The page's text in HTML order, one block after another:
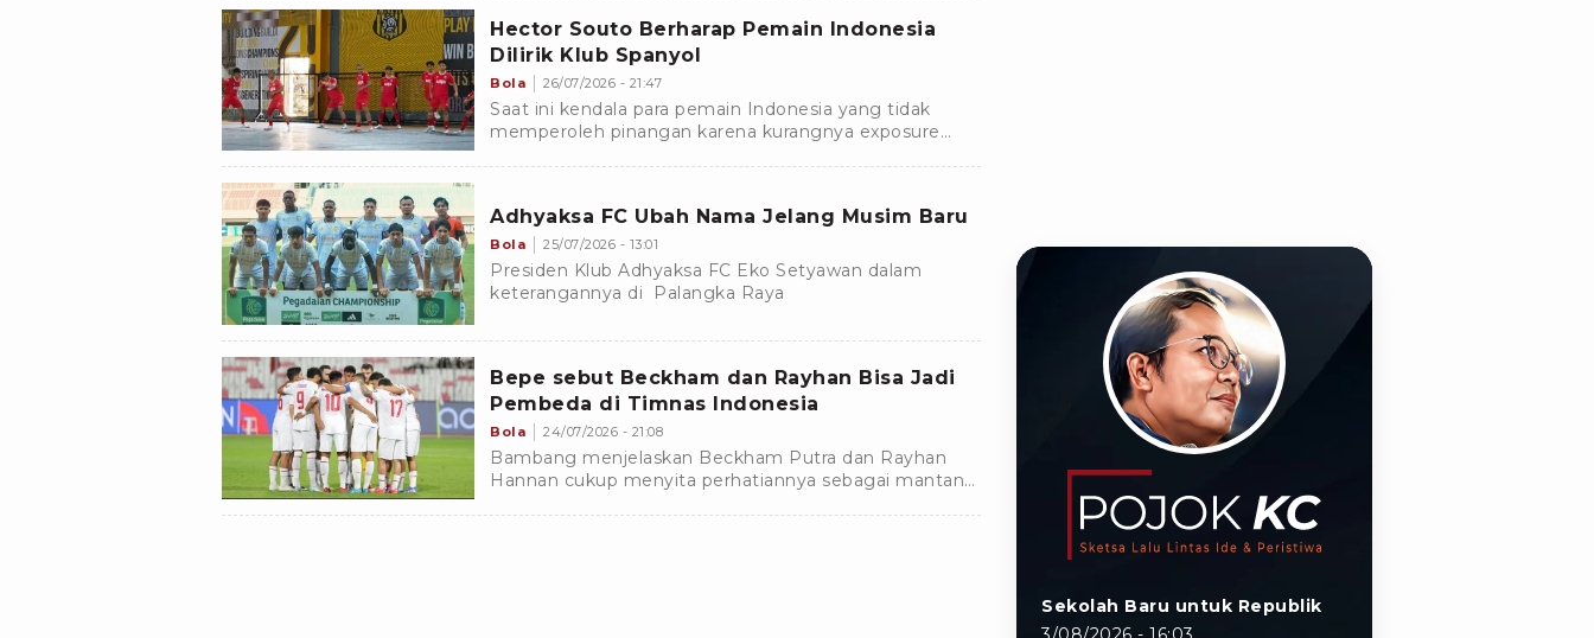
Hector Souto Berharap Pemain Indonesia
Dilirik Klub Spanyol
Bola 26/07/2026 - 21:47
Saat ini kendala para pemain Indonesia yang tidak
memperoleh pinangan karena kurangnya exposure
Adhyaksa FC Ubah Nama Jelang Musim Baru
Bola 25/07/2026 - 13:01
Presiden Klub Adhyaksa FC Eko Setyawan dalam
keterangannya di Palangka Raya
Bepe sebut Beckham dan Rayhan Bisa Jadi
Pembeda di Timnas Indonesia
Bola 24/07/2026 - 21:08
Bambang menjelaskan Beckham Putra dan Rayhan
Hannan cukup menyita perhatiannya sebagai mantan
Sekolah Baru untuk Republik